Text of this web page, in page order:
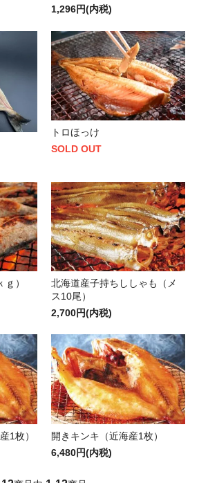
1,296円(内税)
トロほっけ
SOLD OUT
）
北海道産子持ちししゃも（メ
ス10尾）
2,700円(内税)
1枚）
開きキンキ（近海産1枚）
6,480円(内税)